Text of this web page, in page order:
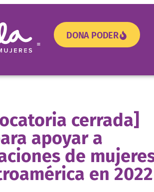
DONA PODER
cerrada]
apoyar a
de
en 2022